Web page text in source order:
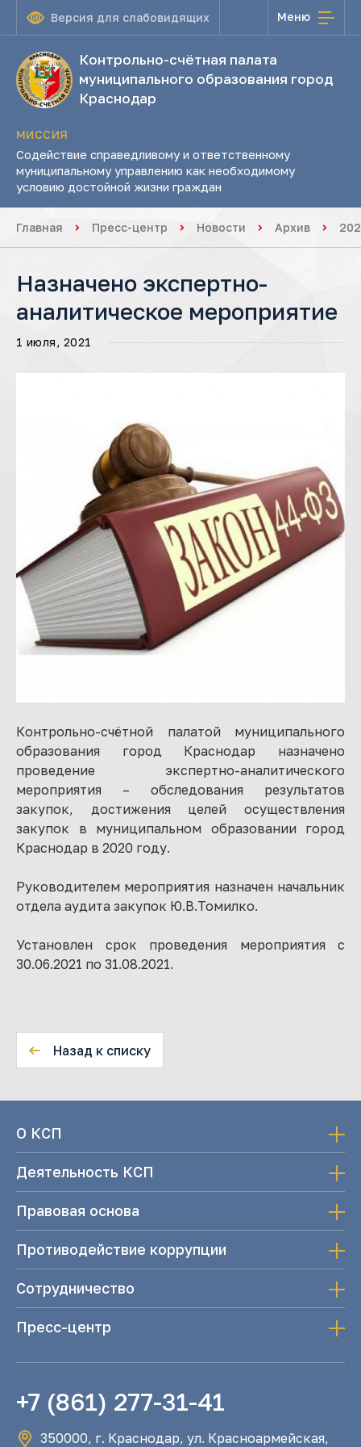
Версия для слабовидящих Меню
Контрольно-счётная палата
муниципального образования город
Краснодар
МИССИЯ
Содействие справедливому и ответственному
муниципальному управлению как необходимому
условию достойной жизни граждан
Главная Пресс-центр Новости Архив
Назначено экспертно-
аналитическое мероприятие
1 июля, 2021
Контрольно-счётной палатой муниципального
образования город Краснодар назначено
проведение экспертно-аналитического
мероприятия – обследования результатов
закупок, достижения целей осуществления
закупок в муниципальном образовании город
Краснодар в 2020 году.
Руководителем мероприятия назначен начальник
отдела аудита закупок Ю.В.Томилко.
Установлен срок проведения мероприятия с
30.06.2021 по 31.08.2021.
Назад к списку
О КСП
Деятельность КСП
Правовая основа
Противодействие коррупции
Сотрудничество
Пресс-центр
+7 (861) 277-31-41
350000, г. Краснодар, ул. Красноармейская,